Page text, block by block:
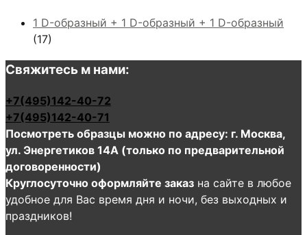
1 D-образный + 1 D-образный + 1 D-образный
(17)
Свяжитесь м нами:
+7(495)142-40-72
+7(495)142-40-71
Посмотреть образцы можно по адресу: г. Москва,
ул. Энергетиков 14А (только по предварительной
договоренности)
Круглосуточно оформляйте заказ на сайте в любое
удобное для Вас время дня и ночи, без выходных и
праздников!